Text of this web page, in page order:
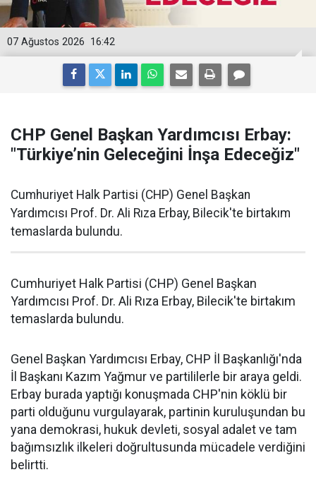
16:42
07 Ağustos 2026
CHP Genel Başkan Yardımcısı Erbay:
"Türkiye’nin Geleceğini İnşa Edeceğiz"
Cumhuriyet Halk Partisi (CHP) Genel Başkan
Yardımcısı Prof. Dr. Ali Rıza Erbay, Bilecik'te birtakım
temaslarda bulundu.
Cumhuriyet Halk Partisi (CHP) Genel Başkan
Yardımcısı Prof. Dr. Ali Rıza Erbay, Bilecik'te birtakım
temaslarda bulundu.
Genel Başkan Yardımcısı Erbay, CHP İl Başkanlığı'nda
İl Başkanı Kazım Yağmur ve partililerle bir araya geldi.
Erbay burada yaptığı konuşmada CHP'nin köklü bir
parti olduğunu vurgulayarak, partinin kuruluşundan bu
yana demokrasi, hukuk devleti, sosyal adalet ve tam
bağımsızlık ilkeleri doğrultusunda mücadele verdiğini
belirtti.